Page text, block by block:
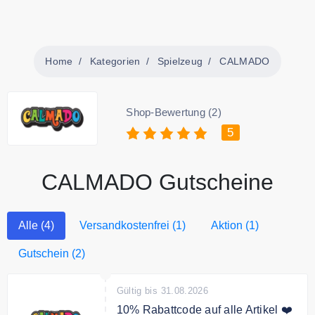
Home Kategorien Spielzeug CALMADO
Shop-Bewertung (2)
5
CALMADO Gutscheine
Alle (4) Versandkostenfrei (1) Aktion (1)
Gutschein (2)
Gültig bis 31.08.2026
10% Rabattcode auf alle Artikel ❤️